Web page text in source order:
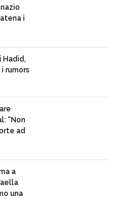
i
Hadid,
rumors
“Non
ad
a
una